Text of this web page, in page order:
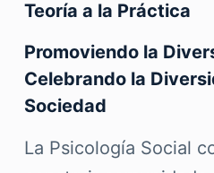
Teoría a la Práctica
Promoviendo la
Celebrando la
Sociedad
La Psicología Social